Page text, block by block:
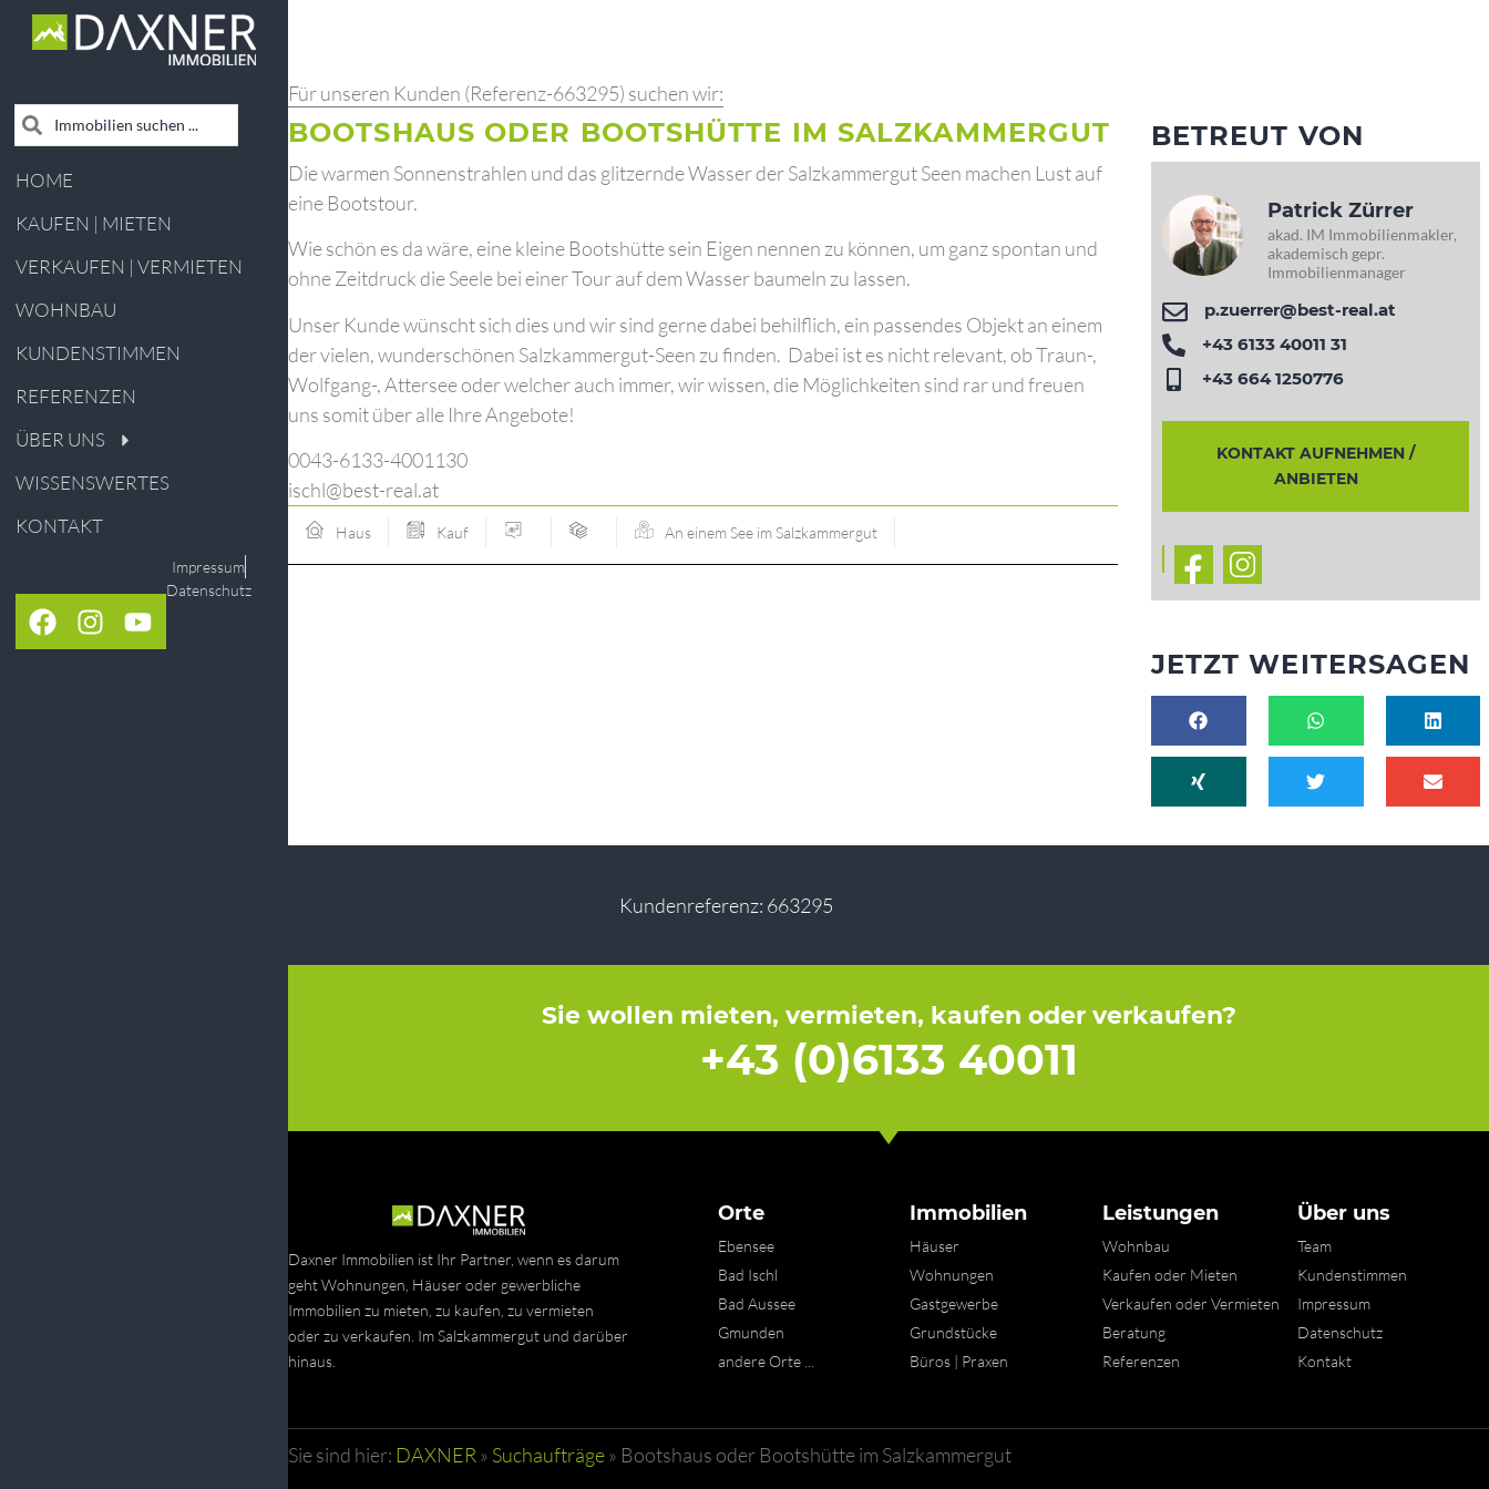
HOME
KAUFEN | MIETEN
VERKAUFEN | VERMIETEN
WOHNBAU
KUNDENSTIMMEN
REFERENZEN
ÜBER UNS
WISSENSWERTES
KONTAKT
Impressum
Datenschutz
Für unseren Kunden (Referenz-663295) suchen wir:
BOOTSHAUS ODER BOOTSHÜTTE IM SALZKAMMERGUT
Die warmen Sonnenstrahlen und das glitzernde Wasser der Salzkammergut Seen machen Lust auf
eine Bootstour.
Wie schön es da wäre, eine kleine Bootshütte sein Eigen nennen zu können, um ganz spontan und
ohne Zeitdruck die Seele bei einer Tour auf dem Wasser baumeln zu lassen.
Unser Kunde wünscht sich dies und wir sind gerne dabei behilflich, ein passendes Objekt an einem
der vielen, wunderschönen Salzkammergut-Seen zu finden. Dabei ist es nicht relevant, ob Traun-,
Wolfgang-, Attersee oder welcher auch immer, wir wissen, die Möglichkeiten sind rar und freuen
uns somit über alle Ihre Angebote!
0043-6133-4001130
ischl@best-real.at
Haus Kauf An einem See im Salzkammergut
BETREUT VON
Patrick Zürrer
akad. IM Immobilienmakler,
akademisch gepr.
Immobilienmanager
p.zuerrer@best-real.at
+43 6133 40011 31
+43 664 1250776
KONTAKT AUFNEHMEN /
ANBIETEN
JETZT WEITERSAGEN
Kundenreferenz: 663295
Sie wollen mieten, vermieten, kaufen oder verkaufen?
+43 (0)6133 40011
Daxner Immobilien ist Ihr Partner, wenn es darum
geht Wohnungen, Häuser oder gewerbliche
Immobilien zu mieten, zu kaufen, zu vermieten
oder zu verkaufen. Im Salzkammergut und darüber
hinaus.
Orte
Ebensee
Bad Ischl
Bad Aussee
Gmunden
andere Orte ...
Immobilien
Häuser
Wohnungen
Gastgewerbe
Grundstücke
Büros | Praxen
Leistungen
Wohnbau
Kaufen oder Mieten
Verkaufen oder Vermieten
Beratung
Referenzen
Über uns
Team
Kundenstimmen
Impressum
Datenschutz
Kontakt
Sie sind hier: DAXNER» Suchaufträge» Bootshaus oder Bootshütte im Salzkammergut